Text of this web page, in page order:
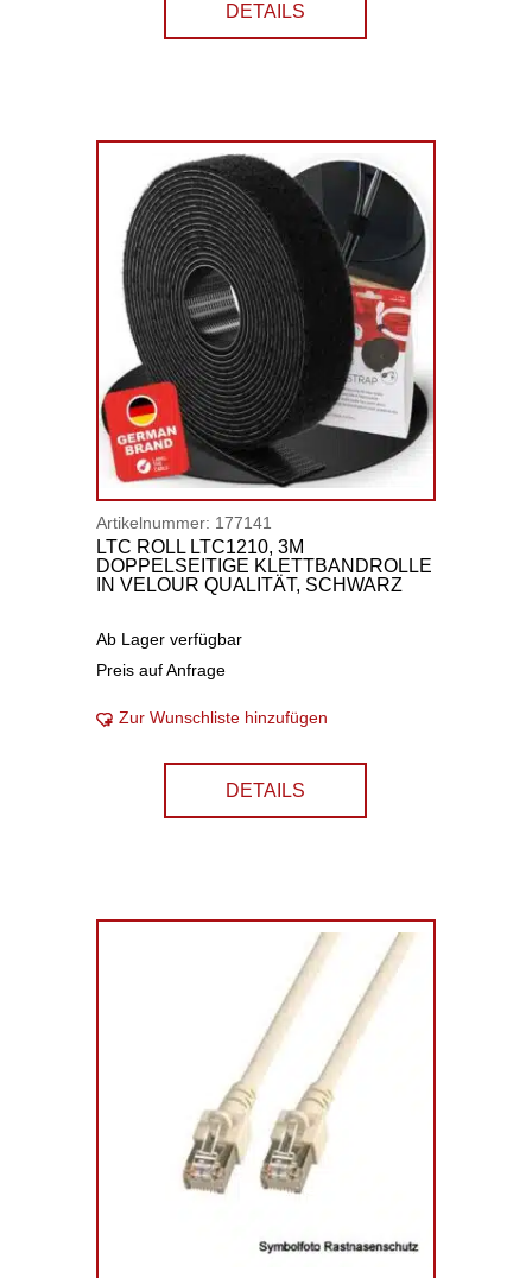
DETAILS
Artikelnummer: 177141
LTC ROLL LTC1210, 3M
DOPPELSEITIGE KLETTBANDROLLE
IN VELOUR QUALITÄT, SCHWARZ
Ab Lager verfügbar
Preis auf Anfrage
Zur Wunschliste hinzufügen
DETAILS